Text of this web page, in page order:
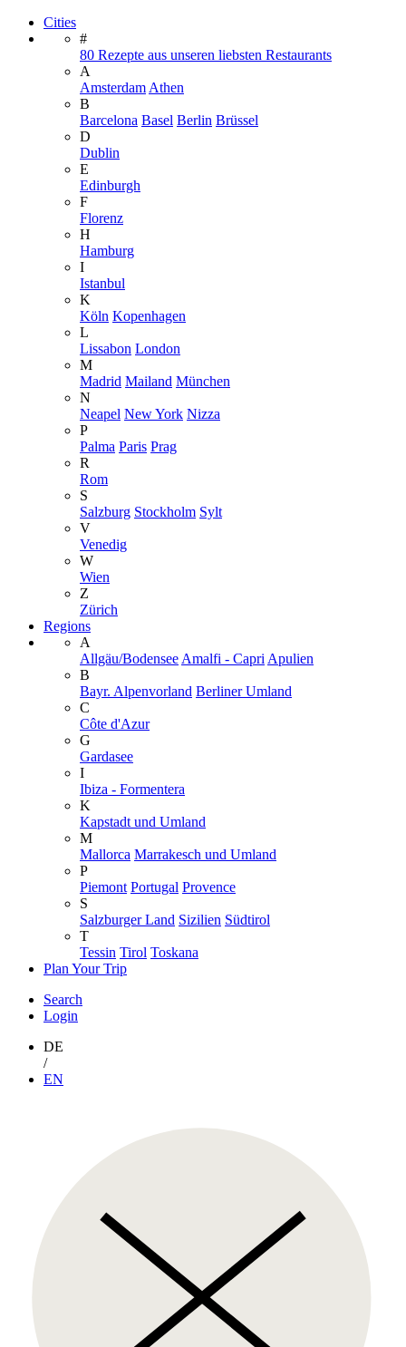
Cities
#
80 Rezepte aus unseren liebsten Restaurants
A
Amsterdam Athen
B
Barcelona Basel Berlin Brüssel
D
Dublin
E
Edinburgh
F
Florenz
H
Hamburg
I
Istanbul
K
Köln Kopenhagen
L
Lissabon London
M
Madrid Mailand München
N
Neapel New York Nizza
P
Palma Paris Prag
R
Rom
S
Salzburg Stockholm Sylt
V
Venedig
W
Wien
Z
Zürich
Regions
A
Allgäu/Bodensee Amalfi - Capri Apulien
B
Bayr. Alpenvorland Berliner Umland
C
Côte d'Azur
G
Gardasee
I
Ibiza - Formentera
K
Kapstadt und Umland
M
Mallorca Marrakesch und Umland
P
Piemont Portugal Provence
S
Salzburger Land Sizilien Südtirol
T
Tessin Tirol Toskana
Plan Your Trip
Search
Login
DE
/
EN